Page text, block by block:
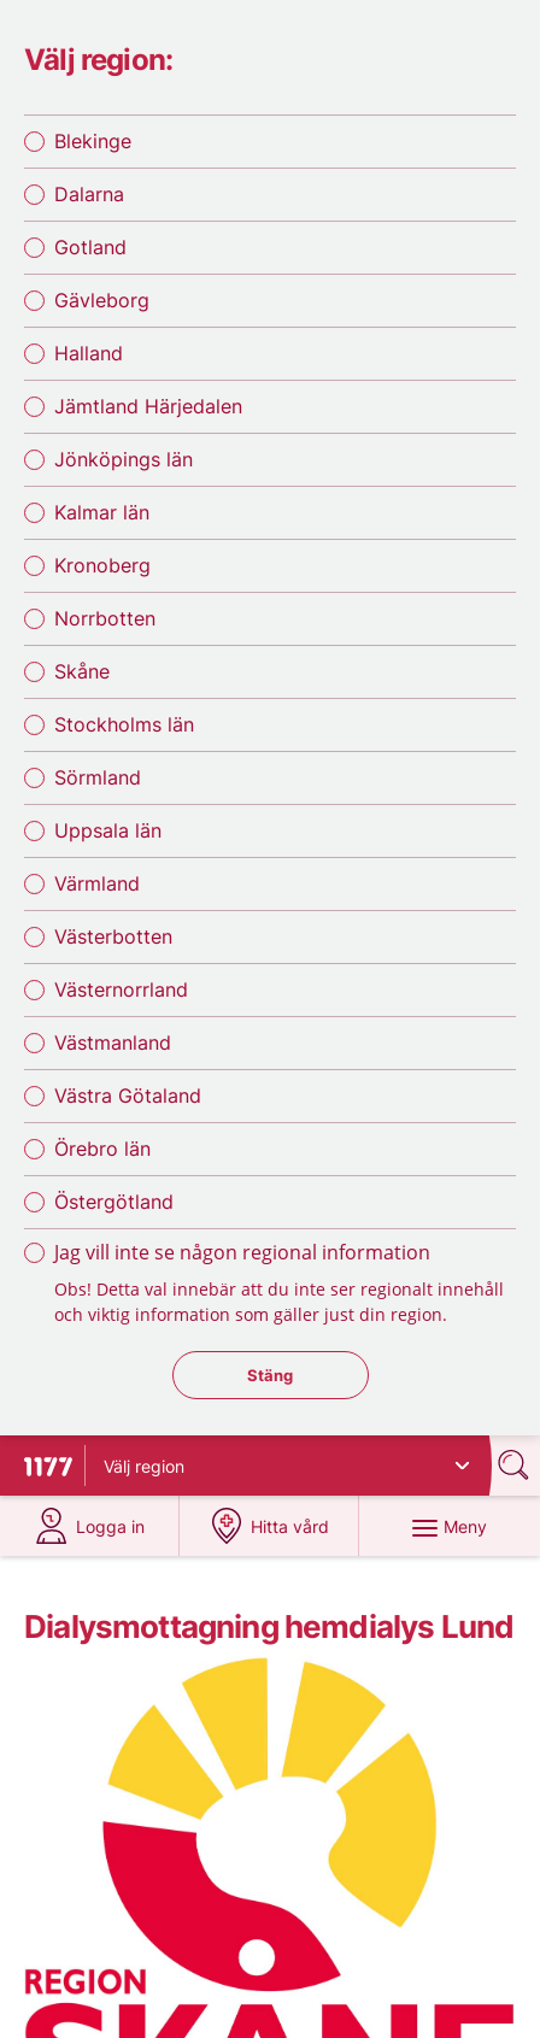
Välj region:
Blekinge
Dalarna
Gotland
Gävleborg
Halland
Jämtland Härjedalen
Jönköpings län
Kalmar län
Kronoberg
Norrbotten
Skåne
Stockholms län
Sörmland
Uppsala län
Värmland
Västerbotten
Västernorrland
Västmanland
Västra Götaland
Örebro län
Östergötland
Jag vill inte se någon regional information
Obs! Detta val innebär att du inte ser regionalt innehåll
och viktig information som gäller just din region.
Stäng regionsväljaren
Stäng
Till startsidan för 1177
Välj region
Logga in
på 1177.se
Hitta vård
på 1177.se
Meny
Dialysmottagning hemdialys Lund